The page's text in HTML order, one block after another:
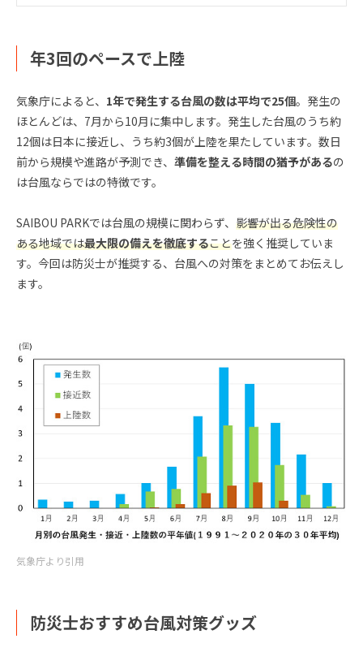
年3回のペースで上陸
気象庁によると、 1年で発生する台風の数は平均で25個。発生の
ほとんどは、7月から10月に集中します。発生した台風のうち約
12個は日本に接近し、うち約3個が上陸を果たしています。数日
前から規模や進路が予測でき、 準備を整える時間の猶予があるの
は台風ならではの特徴です。
SAIBOU PARKでは台風の規模に関わらず、 影響が出る危険性の
ある地域では最大限の備えを徹底することを強く推奨していま
す。今回は防災士が推奨する、台風への対策をまとめてお伝えし
ます。
気象庁より引用
防災士おすすめ台風対策グッズ